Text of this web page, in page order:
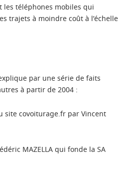
les téléphones mobiles qui
trajets à moindre coût à l’échelle
par une série de faits
à partir de 2004 :
site covoiturage.fr par Vincent
MAZELLA qui fonde la SA